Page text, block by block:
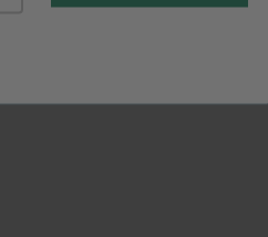
aus gemustertem
der vorne platziert ist,